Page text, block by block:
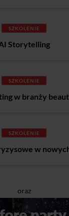
SZKOLENIE
Storytelling
SZKOLENIE
w branży
SZKOLENIE
w
oraz